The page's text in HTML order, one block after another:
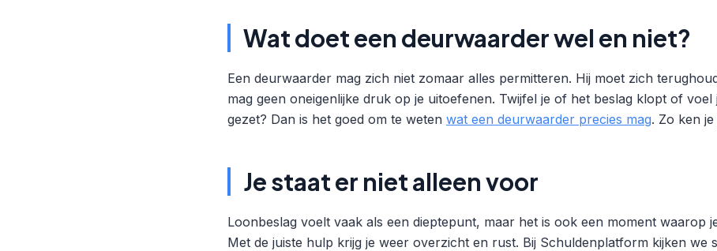
Wat doet een deurwaarder wel en niet?
Een deurwaarder mag zich niet zomaar alles permitteren. Hij moet zich
mag geen oneigenlijke druk op je uitoefenen. Twijfel je of het beslag klopt of
gezet? Dan is het goed om te weten wat een deurwaarder precies mag. Zo ken
Je staat er niet alleen voor
Loonbeslag voelt vaak als een dieptepunt, maar het is ook een moment waarop
Met de juiste hulp krijg je weer overzicht en rust. Bij Schuldenplatform kijken we